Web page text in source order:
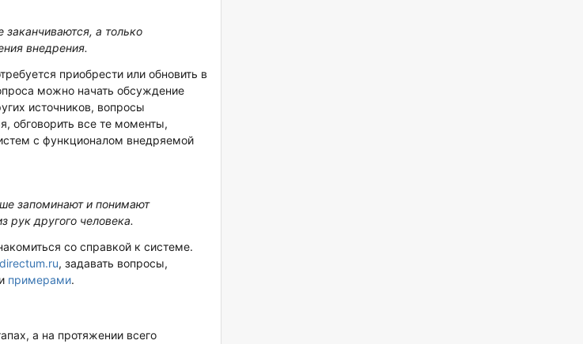
а только
внедрения.
приобрести или обновить в
можно начать обсуждение
источников, вопросы
обговорить все те моменты,
с функционалом внедряемой
запоминают и понимают
рук другого человека.
со справкой к системе.
, задавать вопросы,
примерами.
а на протяжении всего